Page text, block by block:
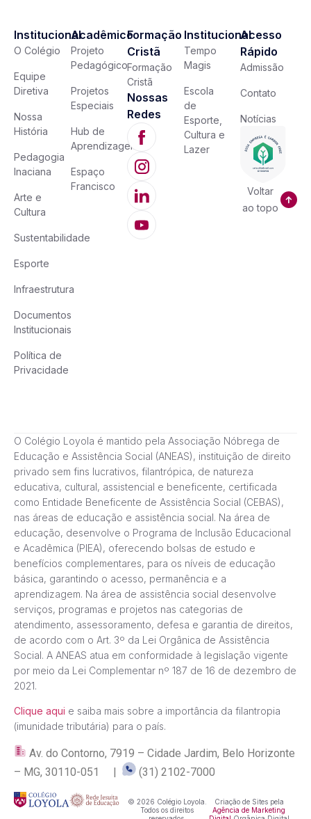
Institucional
O Colégio
Equipe
Diretiva
Nossa
História
Pedagogia
Inaciana
Arte e
Cultura
Sustentabilidade
Esporte
Infraestrutura
Documentos
Institucionais
Política de
Privacidade
Acadêmico
Projeto
Pedagógico
Projetos
Especiais
Hub de
Aprendizagem
Espaço
Francisco
Formação
Cristã
Formação
Cristã
Nossas
Redes
Institucional
Tempo
Magis
Escola
de
Esporte,
Cultura e
Lazer
Acesso
Rápido
Admissão
Contato
Notícias
Voltar
ao topo
O Colégio Loyola é mantido pela Associação Nóbrega de
Educação e Assistência Social (ANEAS), instituição de direito
privado sem fins lucrativos, filantrópica, de natureza
educativa, cultural, assistencial e beneficente, certificada
como Entidade Beneficente de Assistência Social (CEBAS),
nas áreas de educação e assistência social. Na área de
educação, desenvolve o Programa de Inclusão Educacional
e Acadêmica (PIEA), oferecendo bolsas de estudo e
benefícios complementares, para os níveis de educação
básica, garantindo o acesso, permanência e a
aprendizagem. Na área de assistência social desenvolve
serviços, programas e projetos nas categorias de
atendimento, assessoramento, defesa e garantia de direitos,
de acordo com o Art. 3º da Lei Orgânica de Assistência
Social. A ANEAS atua em conformidade à legislação vigente
por meio da Lei Complementar nº 187 de 16 de dezembro de
2021.
Clique aqui e saiba mais sobre a importância da filantropia
(imunidade tributária) para o país.
Av. do Contorno, 7919 – Cidade Jardim, Belo Horizonte
– MG, 30110-051 |
(31) 2102-7000
© 2026 Colégio Loyola.
Todos os direitos
Criação de Sites pela
Agência de Marketing